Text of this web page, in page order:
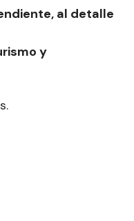
al detalle
y